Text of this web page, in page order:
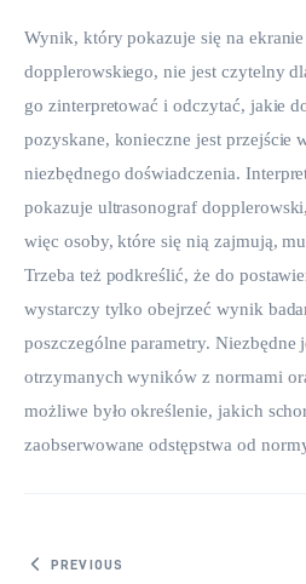
Wynik, który pokazuje się na
dopplerowskiego, nie jest czytelny
go zinterpretować i odczytać, jakie
pozyskane, konieczne jest przejście
niezbędnego doświadczenia.
pokazuje ultrasonograf
więc osoby, które się nią zajmują,
Trzeba też podkreślić, że do
wystarczy tylko obejrzeć wynik
poszczególne parametry. Niezbędne
otrzymanych wyników z normami
możliwe było określenie, jakich
zaobserwowane odstępstwa od
Nawigacja wpisu
PREVIOUS